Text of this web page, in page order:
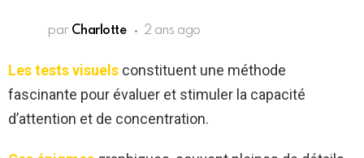
par Charlotte 2 ans ago
Les tests visuels constituent une méthode
fascinante pour évaluer et stimuler la capacité
d’attention et de concentration.